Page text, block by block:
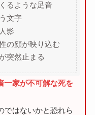
るような足音
文字
影
の顔が映り込む
突然止まる
一家が不可解な死を
ではないかと恐れら